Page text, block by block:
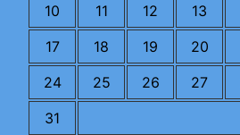
10
11 12 13
17
18 19 20
24
25 26 27
31